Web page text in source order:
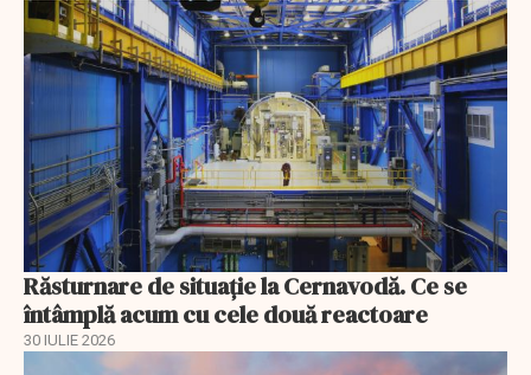
Răsturnare de situație la Cernavodă. Ce se
întâmplă acum cu cele două reactoare
30 IULIE 2026